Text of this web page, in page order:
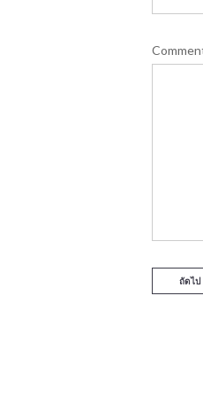
ถัดไป